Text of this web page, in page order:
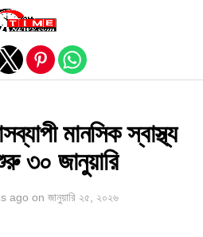
মানসিক স্বাস্থ্য
৩০ জানুয়ারি
ago on জানুয়ারি ২৫, ২০২৬
version